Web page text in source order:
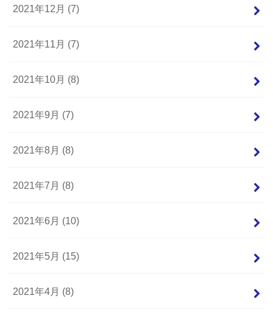
2021年12月 (7)
2021年11月 (7)
2021年10月 (8)
2021年9月 (7)
2021年8月 (8)
2021年7月 (8)
2021年6月 (10)
2021年5月 (15)
2021年4月 (8)